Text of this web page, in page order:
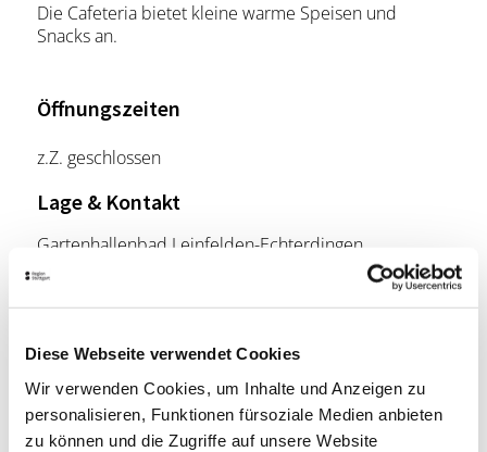
Diese Webseite verwendet Cookies
Wir verwenden Cookies, um Inhalte und Anzeigen zu
personalisieren, Funktionen fürsoziale Medien anbieten
zu können und die Zugriffe auf unsere Website
Die Cafeteria bietet kleine warme Speisen und
Snacks an.
Öffnungszeiten
z.Z. geschlossen
Lage & Kontakt
Gartenhallenbad Leinfelden-Echterdingen
70771 Leinfelden-Echterdingen
Website:www.leinfelden-echterdingen.de
Planen Sie Ihre Anreise